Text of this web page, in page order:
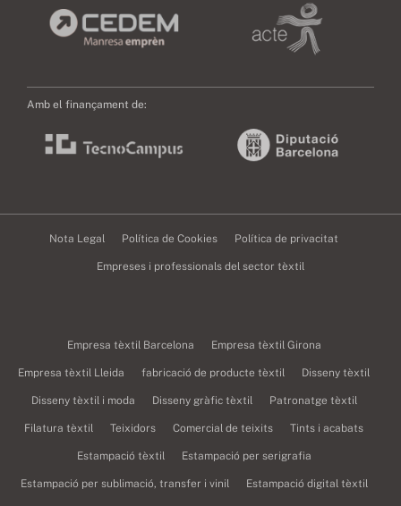
Amb el finançament de:
Nota Legal Política de Cookies Política de privacitat
Empreses i professionals del sector tèxtil
Empresa tèxtil Barcelona Empresa tèxtil Girona
Empresa tèxtil Lleida fabricació de producte tèxtil Disseny tèxtil
Disseny tèxtil i moda Disseny gràfic tèxtil Patronatge tèxtil
Filatura tèxtil Teixidors Comercial de teixits Tints i acabats
Estampació tèxtil Estampació per serigrafia
Estampació per sublimació, transfer i vinil Estampació digital tèxtil